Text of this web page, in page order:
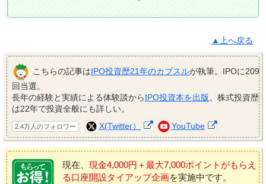
▲上へ戻る
こちらの記事はIPO投資歴21年のカブスルが執筆。IPOに209
回当選。
長年の経験と実績による体験談からIPO投資本を出版。株式投資歴
は22年で投資全般にも詳しい。
2.4万人のフォロワー X(Twitter） YouTube
現在、 現金4,000円＋最大7,000ポイントがもらえ
る口座開設タイアップ企画を実施中です。